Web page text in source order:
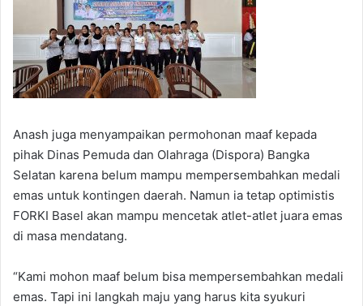
Anash juga menyampaikan permohonan maaf kepada
pihak Dinas Pemuda dan Olahraga (Dispora) Bangka
Selatan karena belum mampu mempersembahkan medali
emas untuk kontingen daerah. Namun ia tetap optimistis
FORKI Basel akan mampu mencetak atlet-atlet juara emas
di masa mendatang.
“Kami mohon maaf belum bisa mempersembahkan medali
emas. Tapi ini langkah maju yang harus kita syukuri